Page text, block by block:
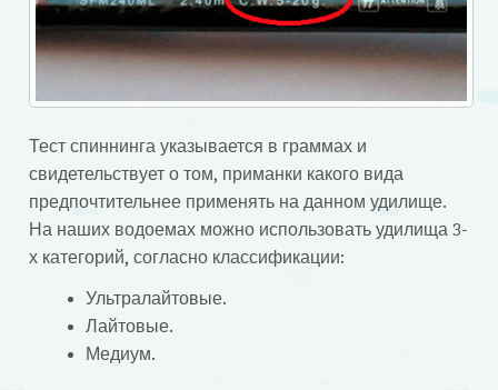
Тест спиннинга указывается в граммах и
свидетельствует о том, приманки какого вида
предпочтительнее применять на данном удилище.
На наших водоемах можно использовать удилища 3-
х категорий, согласно классификации:
Ультралайтовые.
Лайтовые.
Медиум.